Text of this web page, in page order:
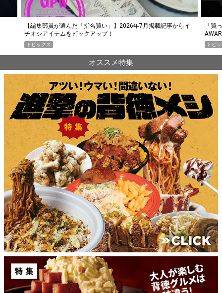
「買って損なし」の極上スマホ5選【GoodsPress 2026上半期
AWARD】
トピックス
薄着
PR
オススメ特集